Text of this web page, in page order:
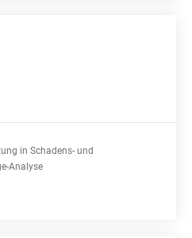
in Schadens- und
Analyse